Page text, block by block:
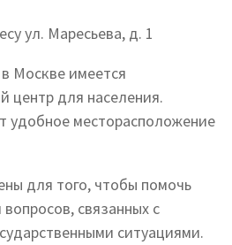
ул. Маресьева, д. 1
Москве имеется
центр для населения.
удобное месторасположение
для того, чтобы помочь
связанных с
ситуациями.